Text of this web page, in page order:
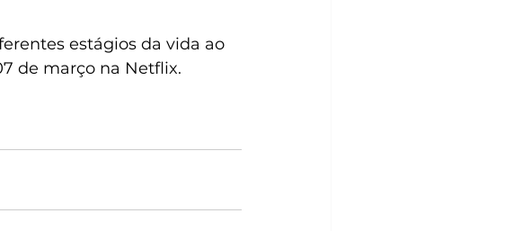
estágios da vida ao
de março na Netflix.